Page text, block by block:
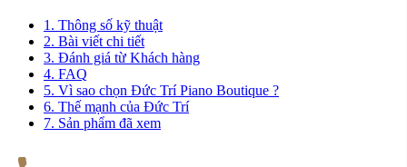
1. Thông số kỹ thuật
2. Bài viết chi tiết
3. Đánh giá từ Khách hàng
4. FAQ
5. Vì sao chọn Đức Trí Piano Boutique ?
6. Thế mạnh của Đức Trí
7. Sản phẩm đã xem